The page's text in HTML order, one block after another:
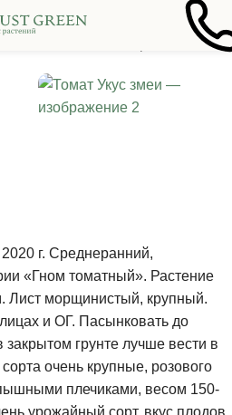
Томаты из серии "Гномы"
г. Среднеранний,
«Гном томатный». Растение
Лист морщинистый, крупный.
и ОГ. Пасынковать до
закрытом грунте лучше вести в
очень крупные, розового
плечиками, весом 150-
урожайный сорт, вкус плодов